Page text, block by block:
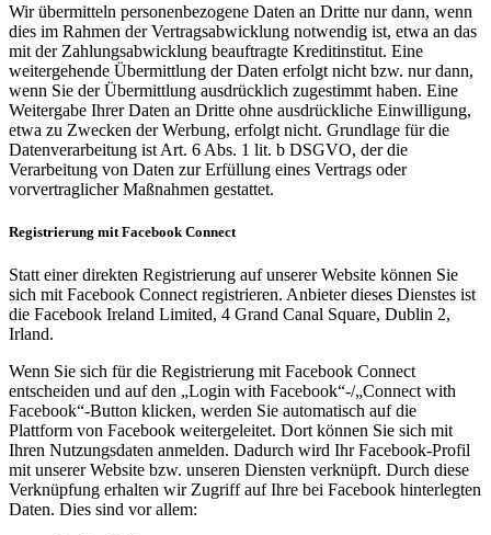
Wir übermitteln personenbezogene Daten an Dritte nur dann, wenn
dies im Rahmen der Vertragsabwicklung notwendig ist, etwa an das
mit der Zahlungsabwicklung beauftragte Kreditinstitut. Eine
weitergehende Übermittlung der Daten erfolgt nicht bzw. nur dann,
wenn Sie der Übermittlung ausdrücklich zugestimmt haben. Eine
Weitergabe Ihrer Daten an Dritte ohne ausdrückliche Einwilligung,
etwa zu Zwecken der Werbung, erfolgt nicht. Grundlage für die
Datenverarbeitung ist Art. 6 Abs. 1 lit. b DSGVO, der die
Verarbeitung von Daten zur Erfüllung eines Vertrags oder
vorvertraglicher Maßnahmen gestattet.
Registrierung mit Facebook Connect
Statt einer direkten Registrierung auf unserer Website können Sie
sich mit Facebook Connect registrieren. Anbieter dieses Dienstes ist
die Facebook Ireland Limited, 4 Grand Canal Square, Dublin 2,
Irland.
Wenn Sie sich für die Registrierung mit Facebook Connect
entscheiden und auf den „Login with Facebook“-/„Connect with
Facebook“-Button klicken, werden Sie automatisch auf die
Plattform von Facebook weitergeleitet. Dort können Sie sich mit
Ihren Nutzungsdaten anmelden. Dadurch wird Ihr Facebook-Profil
mit unserer Website bzw. unseren Diensten verknüpft. Durch diese
Verknüpfung erhalten wir Zugriff auf Ihre bei Facebook hinterlegten
Daten. Dies sind vor allem: